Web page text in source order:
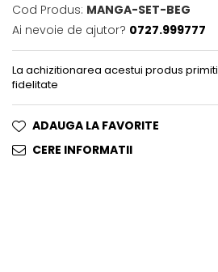
Cod Produs: MANGA-SET-BEG
Ai nevoie de ajutor? 0727.999777
La achizitionarea acestui produs primiti
fidelitate
ADAUGA LA FAVORITE
CERE INFORMATII